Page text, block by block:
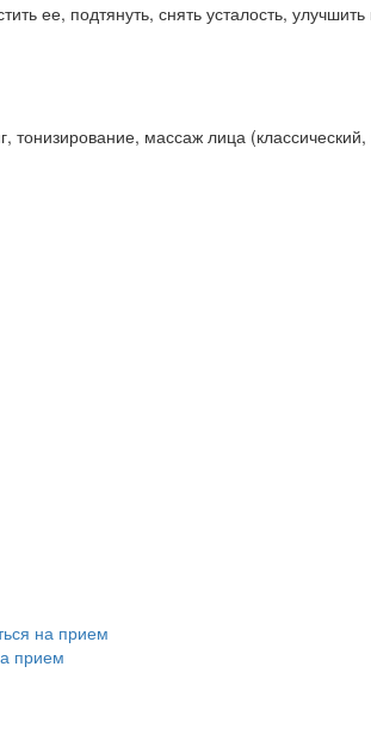
ее, подтянуть, снять усталость,
тонизирование, массаж лица
на прием
прием